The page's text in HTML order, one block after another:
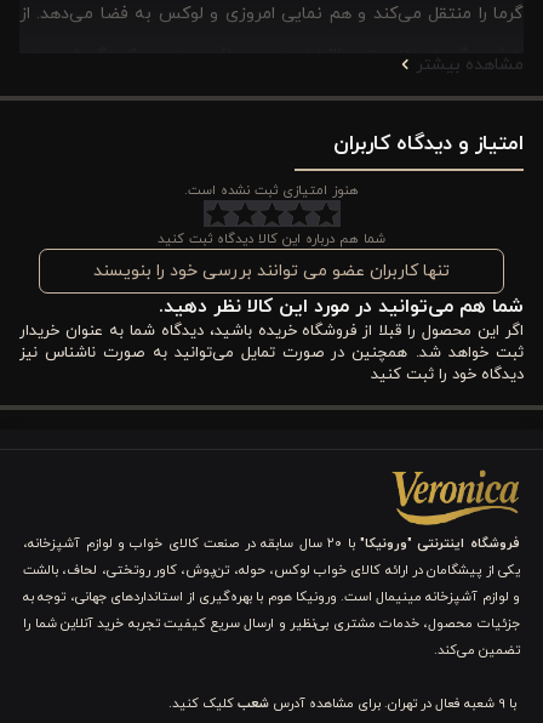
گرما را منتقل می‌کند و هم نمایی امروزی و لوکس به فضا می‌دهد. از
مناسب و قابلیت استفاده در چهار فصل، این مدل را از نظر عملکردی نیز
به گزینه‌ای ارزشمند تبدیل کرده است.
وقتی کیفیت پارچه، ماندگاری رنگ، دوخت کاربردی، قابلیت
شست‌وشوی آسان، لکه‌گیری راحت و سازگاری با پوست را کنار طراحی
دورو و چیدمان حرفه‌ای 4 تکه قرار می‌دهیم، با محصولی روبه‌رو
هستیم که هم برای مصرف روزمره مناسب است و هم برای کسانی که
به کالای خواب لوکس اهمیت می‌دهند. اگر می‌خواهید تخت یک‌نفره
dunloe cinamon دورو
در ادامه، مهم‌ترین نقاط قوت کاور لحاف پنبه‌ای 4 تکه یک نفره
ورونیکا مدل Dunloe Cinamon دورو را به‌صورت تخصصی بررسی
می‌کنیم تا انتخاب آگاهانه‌تر و مطمئن‌تری داشته باشید:
مشاهده بیشتر
امتیاز و دیدگاه کاربران
هنوز امتیازی ثبت نشده است.
شما هم درباره این کالا دیدگاه ثبت کنید
تنها کاربران عضو می توانند بررسی خود را بنویسند
شما هم می‌توانید در مورد این کالا نظر دهید.
اگر این محصول را قبلا از فروشگاه خریده باشید، دیدگاه شما به عنوان خریدار
ثبت خواهد شد. همچنین در صورت تمایل می‌توانید به صورت ناشناس نیز
دیدگاه خود را ثبت کنید
فروشگاه اینترنتی "ورونیکا"
با ۲۰ سال سابقه در صنعت کالای خواب و لوازم آشپزخانه،
یکی از پیشگامان در ارائه کالای خواب لوکس، حوله، تن‌پوش، کاور روتختی، لحاف، بالشت
و لوازم آشپزخانه مینیمال است. ورونیکا هوم با بهره‌گیری از استانداردهای جهانی، توجه به
جزئیات محصول، خدمات مشتری بی‌نظیر و ارسال سریع کیفیت تجربه خرید آنلاین شما را
تضمین می‌کند.
با 9 شعبه فعال در تهران. برای مشاهده آدرس شعبکلیک کنید.